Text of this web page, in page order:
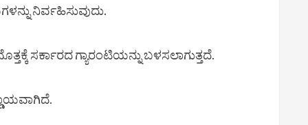
ನಿರ್ವಹಿಸುವುದು.
ಸರ್ಕಾರದ ಗ್ಯಾರಂಟಿಯನ್ನು ಬಳಸಲಾಗುತ್ತದೆ.